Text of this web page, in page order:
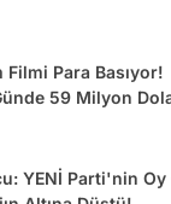
Para Basıyor!
59 Milyon
YENİ Parti'nin Oy